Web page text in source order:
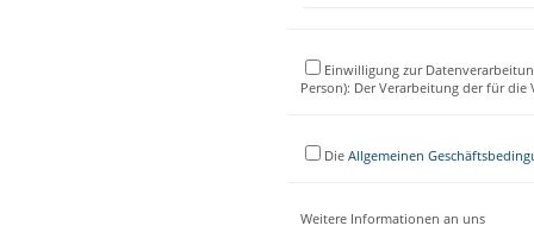
Einwilligung zur
Person): Der Verarbeitung der für
Die Allgemeinen
Weitere Informationen an uns